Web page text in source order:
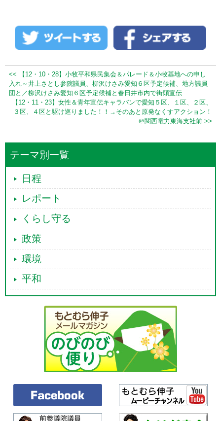
<< 【12・10・28】小牧平和県民集会＆パレード＆小牧基地への申し
入れ～井上さとし参院議員、柳沢けさみ愛知６区予定候補、地方議員
団と／柳沢けさみ愛知６区予定候補と春日井市内で街頭宣伝
【12・11・23】女性＆青年宣伝キャラバンで愛知５区、１区、２区、
３区、４区と駆け巡りました！！→そのあと原発なくすアクション！
＠関西電力東海支社前 >>
テーマ別一覧
日程
レポート
くらし守る
政策
環境
平和